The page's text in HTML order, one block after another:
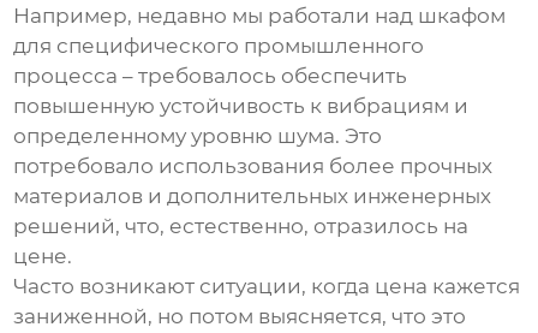
Например, недавно мы работали над шкафом
для специфического промышленного
процесса – требовалось обеспечить
повышенную устойчивость к вибрациям и
определенному уровню шума. Это
потребовало использования более прочных
материалов и дополнительных инженерных
решений, что, естественно, отразилось на
цене.
Часто возникают ситуации, когда цена кажется
заниженной, но потом выясняется, что это